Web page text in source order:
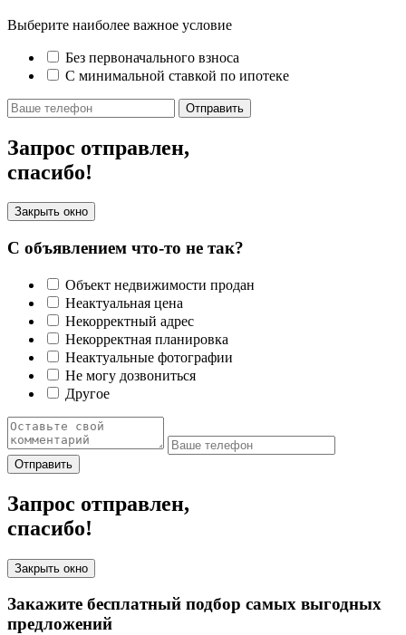
Выберите наиболее важное условие
Без первоначального взноса
С минимальной ставкой по ипотеке
Отправить
Запрос отправлен,
спасибо!
Закрыть окно
С объявлением что-то не так?
Объект недвижимости продан
Неактуальная цена
Некорректный адрес
Некорректная планировка
Неактуальные фотографии
Не могу дозвониться
Другое
Отправить
Запрос отправлен,
спасибо!
Закрыть окно
Закажите бесплатный подбор самых выгодных
предложений